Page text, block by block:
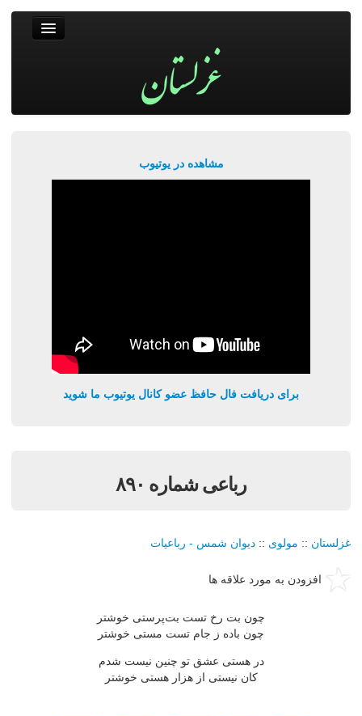
مشاهده در یوتیوب
برای دریافت فال حافظ عضو کانال یوتیوب ما شوید
رباعی شماره ۸۹۰
غزلستان :: مولوی :: دیوان شمس - رباعیات
افزودن به مورد علاقه ها
چون بت رخ تست بت‌پرستی خوشتر
چون باده ز جام تست مستی خوشتر
در هستی عشق تو چنین نیست شدم
کان نیستی از هزار هستی خوشتر